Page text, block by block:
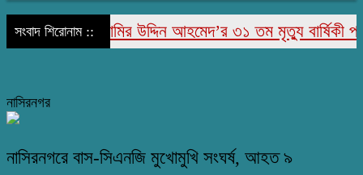
সংবাদ শিরোনাম ::
মরহুম জামির উদ্দিন আহমেদ’র ৩১ তম মৃত্যু বার্ষিকী
নাসিরনগর
নাসিরনগরে বাস-সিএনজি মুখোমুখি সংঘর্ষ, আহত ৯